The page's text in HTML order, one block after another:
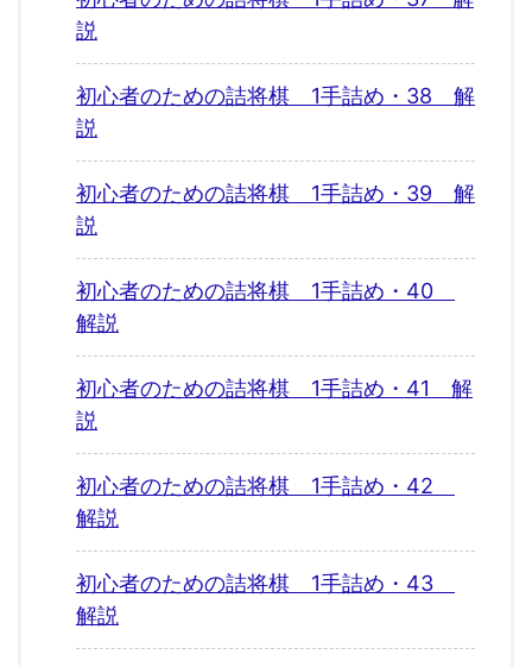
説
初心者のための詰将棋 1手詰め・38 解
説
初心者のための詰将棋 1手詰め・39 解
説
初心者のための詰将棋 1手詰め・40
解説
初心者のための詰将棋 1手詰め・41 解
説
初心者のための詰将棋 1手詰め・42
解説
初心者のための詰将棋 1手詰め・43
解説